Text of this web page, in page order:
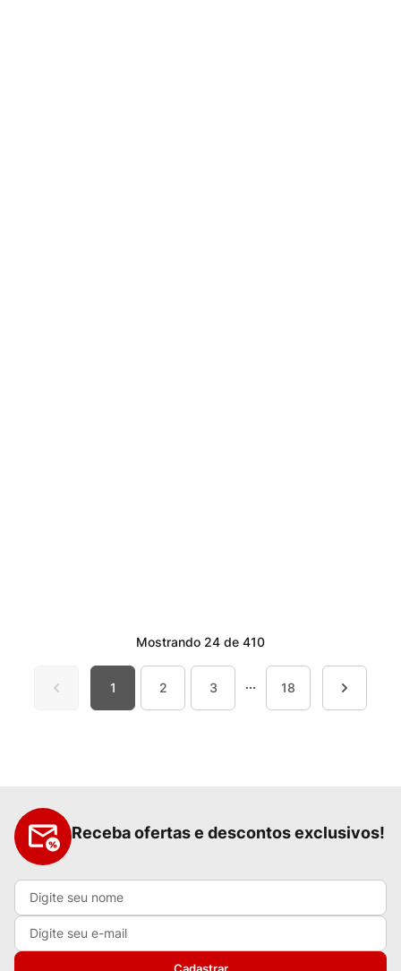
Mostrando 24 de 410
1 2 3 18
Receba ofertas e descontos exclusivos!